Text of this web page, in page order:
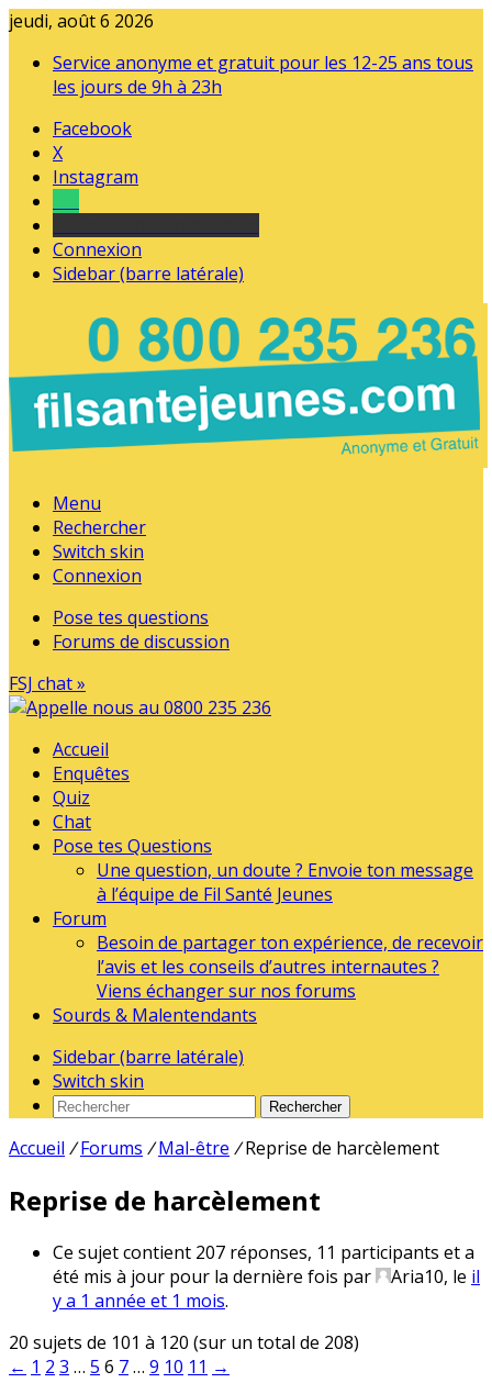
jeudi, août 6 2026
Service anonyme et gratuit pour les 12-25 ans tous
les jours de 9h à 23h
Facebook
X
Instagram
Connexion
Sidebar (barre latérale)
Menu
Rechercher
Switch skin
Connexion
Pose tes questions
Forums de discussion
FSJ chat »
Accueil
Enquêtes
Quiz
Chat
Pose tes Questions
Une question, un doute ? Envoie ton message
à l’équipe de Fil Santé Jeunes
Forum
Besoin de partager ton expérience, de recevoir
l’avis et les conseils d’autres internautes ?
Viens échanger sur nos forums
Sourds & Malentendants
Sidebar (barre latérale)
Switch skin
Rechercher
Accueil / Forums / Mal-être / Reprise de harcèlement
Reprise de harcèlement
Ce sujet contient 207 réponses, 11 participants et a
été mis à jour pour la dernière fois par
Aria10, le il
y a 1 année et 1 mois.
20 sujets de 101 à 120 (sur un total de 208)
← 1 2 3 … 5 6 7… 9 10 11 →